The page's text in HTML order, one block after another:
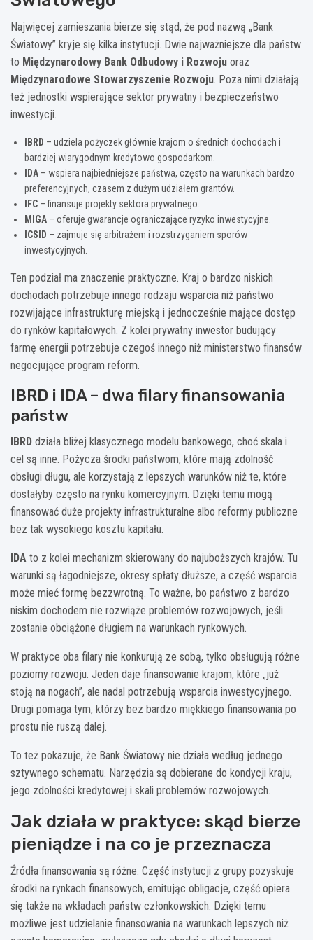
Najwięcej zamieszania bierze się stąd, że pod nazwą „Bank
Światowy” kryje się kilka instytucji. Dwie najważniejsze dla państw
to Międzynarodowy Bank Odbudowy i Rozwoju oraz
Międzynarodowe Stowarzyszenie Rozwoju. Poza nimi działają
też jednostki wspierające sektor prywatny i bezpieczeństwo
inwestycji.
IBRD – udziela pożyczek głównie krajom o średnich dochodach i
bardziej wiarygodnym kredytowo gospodarkom.
IDA – wspiera najbiedniejsze państwa, często na warunkach bardzo
preferencyjnych, czasem z dużym udziałem grantów.
IFC – finansuje projekty sektora prywatnego.
MIGA – oferuje gwarancje ograniczające ryzyko inwestycyjne.
ICSID – zajmuje się arbitrażem i rozstrzyganiem sporów
inwestycyjnych.
Ten podział ma znaczenie praktyczne. Kraj o bardzo niskich
dochodach potrzebuje innego rodzaju wsparcia niż państwo
rozwijające infrastrukturę miejską i jednocześnie mające dostęp
do rynków kapitałowych. Z kolei prywatny inwestor budujący
farmę energii potrzebuje czegoś innego niż ministerstwo finansów
negocjujące program reform.
IBRD i IDA – dwa filary finansowania
państw
IBRD działa bliżej klasycznego modelu bankowego, choć skala i
cel są inne. Pożycza środki państwom, które mają zdolność
obsługi długu, ale korzystają z lepszych warunków niż te, które
dostałyby często na rynku komercyjnym. Dzięki temu mogą
finansować duże projekty infrastrukturalne albo reformy publiczne
bez tak wysokiego kosztu kapitału.
IDA to z kolei mechanizm skierowany do najuboższych krajów. Tu
warunki są łagodniejsze, okresy spłaty dłuższe, a część wsparcia
może mieć formę bezzwrotną. To ważne, bo państwo z bardzo
niskim dochodem nie rozwiąże problemów rozwojowych, jeśli
zostanie obciążone długiem na warunkach rynkowych.
W praktyce oba filary nie konkurują ze sobą, tylko obsługują różne
poziomy rozwoju. Jeden daje finansowanie krajom, które „już
stoją na nogach”, ale nadal potrzebują wsparcia inwestycyjnego.
Drugi pomaga tym, którzy bez bardzo miękkiego finansowania po
prostu nie ruszą dalej.
To też pokazuje, że Bank Światowy nie działa według jednego
sztywnego schematu. Narzędzia są dobierane do kondycji kraju,
jego zdolności kredytowej i skali problemów rozwojowych.
Jak działa w praktyce: skąd bierze
pieniądze i na co je przeznacza
Źródła finansowania są różne. Część instytucji z grupy pozyskuje
środki na rynkach finansowych, emitując obligacje, część opiera
się także na wkładach państw członkowskich. Dzięki temu
możliwe jest udzielanie finansowania na warunkach lepszych niż